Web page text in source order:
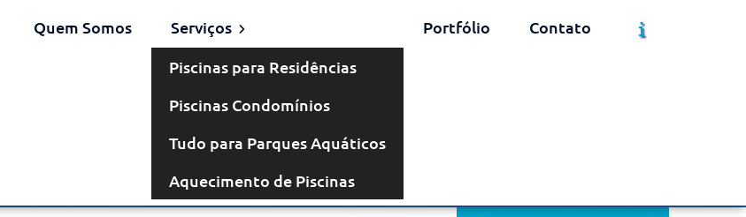
Quem Somos
Serviços
Piscinas para Residências
Piscinas Condomínios
Tudo para Parques Aquáticos
Aquecimento de Piscinas
Portfólio Contato
Solicite um Orçamento